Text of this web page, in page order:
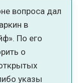
вопроса дал
в
По его
о
указы